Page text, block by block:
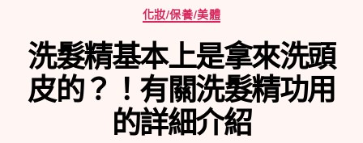
分
類
化妝/保養/美體
洗髮精基本上是拿來洗頭
皮的？！有關洗髮精功用
的詳細介紹